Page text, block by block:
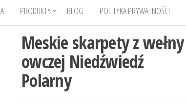
PRODUKTY BLOG POLITYKA PRYWATNOŚCI
Meskie skarpety z wełny
owczej Niedźwiedź
Polarny